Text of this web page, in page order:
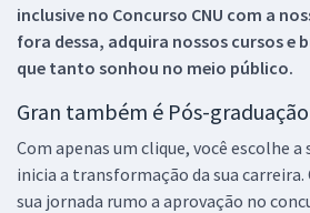
inclusive no Concurso CNU com a
fora dessa, adquira nossos cursos e
que tanto sonhou no meio público.
Gran também é Pós-graduação
Com apenas um clique, você escolhe a
inicia a transformação da sua
sua jornada rumo a aprovação no